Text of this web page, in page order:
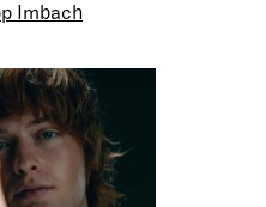
Imbach